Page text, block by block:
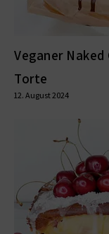
Veganer
Torte
12. August 2024